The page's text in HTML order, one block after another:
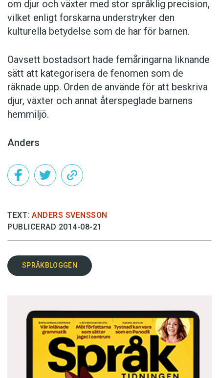
om djur och växter med stor språklig precision,
vilket enligt forskarna understryker den
kulturella betydelse som de har för barnen.
Oavsett bostadsort hade femåringarna liknande
sätt att kategorisera de fenomen som de
räknade upp. Orden de använde för att beskriva
djur, växter och annat återspeglade barnens
hemmiljö.
Anders
TEXT: ANDERS SVENSSON
PUBLICERAD 2014-08-21
SPRÅKBLOGGEN